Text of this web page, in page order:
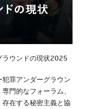
ラウンドの現状2025
罪アンダーグラウン
門的なフォーラム、
在する秘密主義と協